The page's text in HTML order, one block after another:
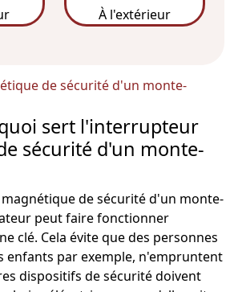
À l'extérieur
de sécurité d'un monte-
sert l'interrupteur
sécurité d'un monte-
de sécuritéd'un monte-
peut faire fonctionner
clé. Cela évite que des personnes
enfants par exemple, n'empruntent
dispositifs de sécurité doivent